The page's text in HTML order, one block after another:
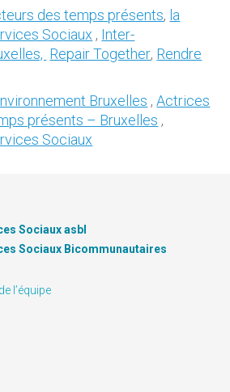
des temps présents, la
Sociaux , Inter-
Repair Together, Rendre
Bruxelles ,Actrices
présents – Bruxelles ,
Sociaux
Sociaux asbl
Sociaux Bicommunautaires
l’équipe